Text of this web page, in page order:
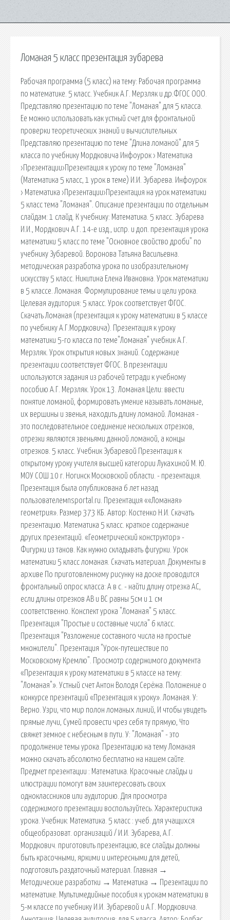
Ломаная 5 класс презентация зубарева
Рабочая программа (5 класс) на тему: Рабочая программа
по математике. 5 класс. Учебник А.Г. Мерзляк и др.ФГОС ООО.
Представляю презентацию по теме "Ломаная" для 5 класса.
Ее можно использовать как устный счет для фронтальной
проверки теоретических знаний и вычислительных
Представляю презентацию по теме "Длина ломаной" для 5
класса по учебнику Мордковича Инфоурок › Математика
›Презентации›Презентация к уроку по теме "Ломаная"
(Математика 5 класс, 1 урок в теме) И.И. Зубарева. Инфоурок
› Математика ›Презентации›Презентация на урок математики
5 класс тема "Ломаная". Описание презентации по отдельным
слайдам: 1 слайд. К учебнику: Математика. 5 класс. Зубарева
И.И., Мордкович А.Г. 14-е изд., испр. и доп. презентация урока
математики 5 класс по теме "Основное свойство дроби" по
учебнику Зубаревой. Воронова Татьяна Васильевна.
методическая разработка урока по изобразительному
искусству 5 класс. Никитина Елена Ивановна. Урок математики
в 5 классе. Ломаная. Формулирование темы и цели урока.
Целевая аудитория: 5 класс. Урок соответствует ФГОС.
Скачать Ломаная (презентация к уроку математики в 5 классе
по учебнику А.Г.Мордковича). Презентация к уроку
математики 5-го класса по теме"Ломаная" учебник А.Г.
Мерзляк. Урок открытия новых знаний. Содержание
презентации соответствует ФГОС. В презентации
используются задания из рабочей тетради к учебному
пособию А.Г. Мерзляк. Урок 13. Ломаная Цели: ввести
понятие ломаной, формировать умение называть ломаные,
их вершины и звенья, находить длину ломаной. Ломаная -
это последовательное соединение нескольких отрезков,
отрезки являются звеньями данной ломаной, а концы
отрезков. 5 класс. Учебник Зубаревой Презентация к
открытому уроку учителя высшей категории Лукахиной М. Ю.
МОУ СОШ 10 г. Ногинск Московской области. - презентация.
Презентация была опубликована 6 лет назад
пользователемnsportal.ru. Презентация ««Ломаная»
геометрия». Размер 373 КБ. Автор: Костенко Н.И. Скачать
презентацию. Математика 5 класс. краткое содержание
других презентаций. «Геометрический конструктор» -
Фигурки из танов. Как нужно складывать фигурки. Урок
математики 5 класс ломаная. Скачать материал. Документы в
архиве По приготовленному рисунку на доске проводится
фронтальный опрос класса: А в с. - найти длину отрезка АС,
если длины отрезков АВ и ВС равны 5см и 1 см
соответственно. Конспект урока "Ломаная" 5 класс.
Презентация "Простые и составные числа" 6 класс.
Презентация "Разложение составного числа на простые
множители". Презентация "Урок-путешествие по
Московскому Кремлю". Просмотр содержимого документа
«Презентация к уроку математики в 5 классе на тему:
"Ломаная"». Устный счет Антон Володя Серёжа. Положение о
конкурсе презентаций «Презентация к уроку». Ломаная. У:
Верно. Узри, что мир полон ломаных линий, И чтобы увидеть
прямые лучи, Сумей провести чрез себя ту прямую, Что
свяжет земное с небесным в пути. У: "Ломаная" - это
продолжение темы урока. Презентацию на тему Ломаная
можно скачать абсолютно бесплатно на нашем сайте.
Предмет презентации : Математика. Красочные слайды и
илюстрации помогут вам заинтересовать своих
одноклассников или аудиторию. Для просмотра
содержимого презентации воспользуйтесь. Характеристика
урока. Учебник: Математика. 5 класс : учеб. для учащихся
общеобразоват. организаций / И.И. Зубарева, А.Г.
Мордкович. приготовить презентацию, все слайды должны
быть красочными, яркими и интересными для детей,
подготовить раздаточный материал. Главная →
Методические разработки → Математика → Презентации по
математике. Мультимедийные пособия к урокам математики в
5-м классе по учебнику И.И. Зубаревой и А.Г. Мордковича.